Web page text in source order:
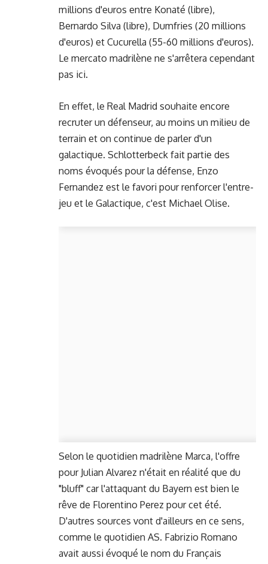
millions d'euros entre Konaté (libre),
Bernardo Silva (libre), Dumfries (20 millions
d'euros) et Cucurella (55-60 millions d'euros).
Le mercato madrilène ne s'arrêtera cependant
pas ici.
En effet, le Real Madrid souhaite encore
recruter un défenseur, au moins un milieu de
terrain et on continue de parler d'un
galactique. Schlotterbeck fait partie des
noms évoqués pour la défense, Enzo
Fernandez est le favori pour renforcer l'entre-
jeu et le Galactique, c'est Michael Olise.
Selon le quotidien madrilène Marca, l'offre
pour Julian Alvarez n'était en réalité que du
"bluff" car l'attaquant du Bayern est bien le
rêve de Florentino Perez pour cet été.
D'autres sources vont d'ailleurs en ce sens,
comme le quotidien AS. Fabrizio Romano
avait aussi évoqué le nom du Français